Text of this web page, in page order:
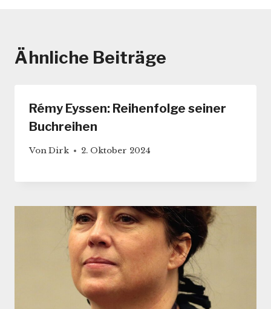
Ähnliche Beiträge
Rémy Eyssen: Reihenfolge seiner
Buchreihen
VonDirk 2. Oktober 2024